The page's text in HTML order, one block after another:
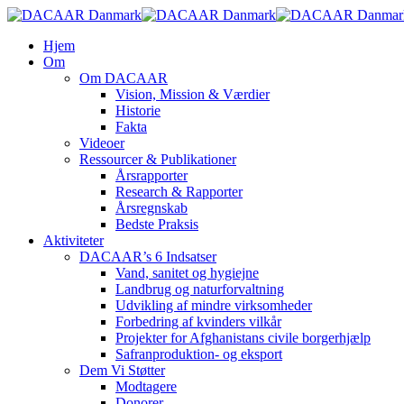
Skip
main
content
search
Menu
Hjem
Om
Om DACAAR
Vision, Mission & Værdier
Historie
Fakta
Videoer
Ressourcer & Publikationer
Årsrapporter
Research & Rapporter
Årsregnskab
Bedste Praksis
Aktiviteter
DACAAR’s 6 Indsatser
Vand, sanitet og hygiejne
Landbrug og naturforvaltning
Udvikling af mindre virksomheder
Forbedring af kvinders vilkår
Projekter for Afghanistans civile borgerhjælp
Safranproduktion- og eksport
Dem Vi Støtter
Modtagere